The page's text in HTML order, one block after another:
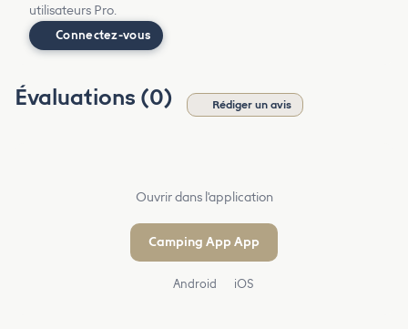
utilisateurs Pro.
Connectez-vous
Évaluations (0) Rédiger un avis
Ouvrir dans l'application
Camping App App
Android iOS